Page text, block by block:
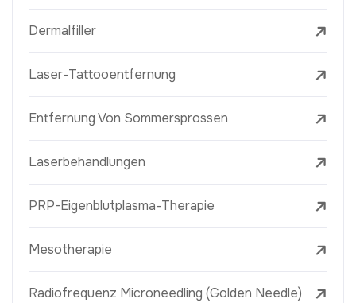
Dermalfiller
Laser-Tattooentfernung
Entfernung Von Sommersprossen
Laserbehandlungen
PRP-Eigenblutplasma-Therapie
Mesotherapie
Radiofrequenz Microneedling (Golden Needle)